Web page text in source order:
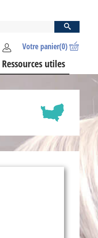
Votre panier(0)
Ressources utiles